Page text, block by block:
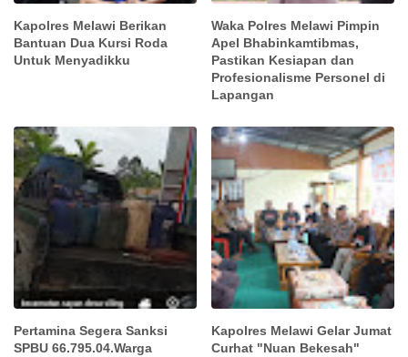
Kapolres Melawi Berikan
Bantuan Dua Kursi Roda
Untuk Menyadikku
Waka Polres Melawi Pimpin
Apel Bhabinkamtibmas,
Pastikan Kesiapan dan
Profesionalisme Personel di
Lapangan
Pertamina Segera Sanksi
SPBU 66.795.04.Warga
Kapolres Melawi Gelar Jumat
Curhat "Nuan Bekesah"